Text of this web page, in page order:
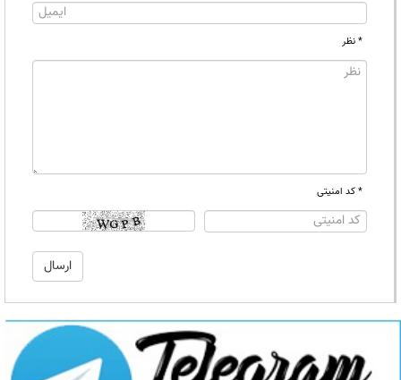
* نظر
* کد امنیتی